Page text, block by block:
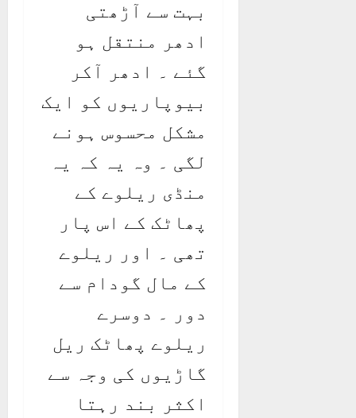
بہت سے آڑھتی
ادھر منتقل ہو
گئے ۔ ادھر آکر
بیوپاریوں کو ایک
مشکل محسوس ہونے
لگی ۔ وہ یہ کہ یہ
منڈی ریلوے کے
پھاٹک کے اس پار
تھی ۔ اور ریلوے
کے مال گودام سے
دور ۔ دوسرے
ریلوے پھاٹک ریل
گاڑیوں کی وجہ سے
اکثر بند رہتا